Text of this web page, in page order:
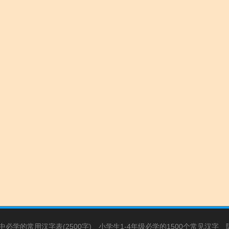
必学的常用汉字表(2500字) 小学生1-4年级必学的1500个常见汉字